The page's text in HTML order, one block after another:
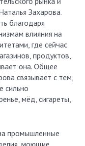
Захарова.
благодаря
влияния на
где сейчас
продуктов,
она. Общее
связывает с тем,
сильно
мёд, сигареты,
промышленные
моющие